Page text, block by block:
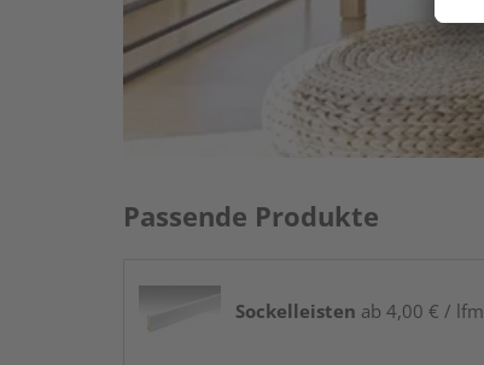
Passende Produkte
Sockelleisten ab 4,00 € / lfm